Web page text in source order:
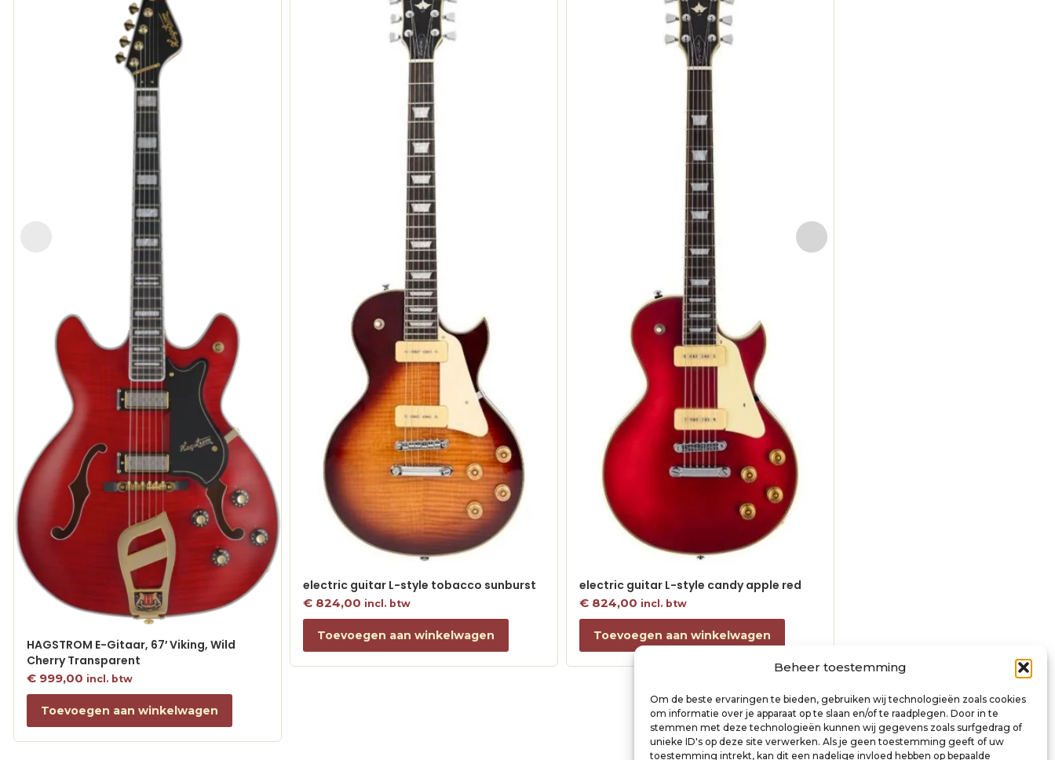
Beheer toestemming
Om de beste ervaringen te bieden, gebruiken wij technologieën zoals cookies
om informatie over je apparaat op te slaan en/of te raadplegen. Door in te
stemmen met deze technologieën kunnen wij gegevens zoals surfgedrag of
unieke ID's op deze site verwerken. Als je geen toestemming geeft of uw
toestemming intrekt, kan dit een nadelige invloed hebben op bepaalde
HAGSTROM E-Gitaar, 67′ Viking, Wild
Cherry Transparent
€ 999,00 incl. btw
Toevoegen aan winkelwagen
electric guitar L-style tobacco sunburst
€ 824,00 incl. btw
Toevoegen aan winkelwagen
electric guitar L-style candy apple red
€824,00 incl. btw
Toevoegen aan winkelwagen